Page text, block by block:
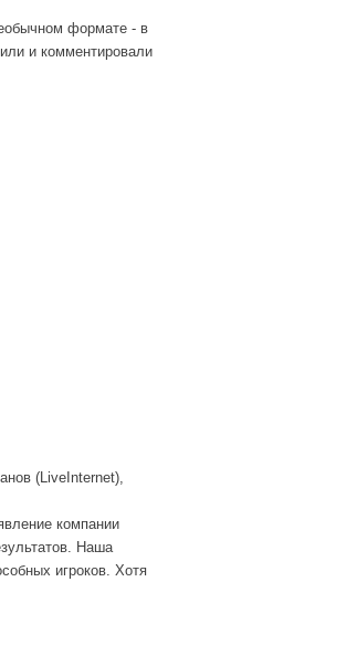
формате - в
и комментировали
(LiveInternet),
компании
Наша
игроков. Хотя